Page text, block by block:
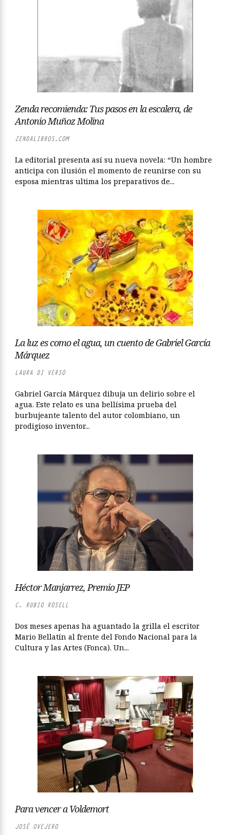
Zenda recomienda: Tus pasos en la escalera, de
Antonio Muñoz Molina
ZENDALIBROS.COM
La editorial presenta así su nueva novela: “Un hombre
anticipa con ilusión el momento de reunirse con su
esposa mientras ultima los preparativos de...
La luz es como el agua, un cuento de Gabriel García
Márquez
LAURA DI VERSO
Gabriel García Márquez dibuja un delirio sobre el
agua. Este relato es una bellísima prueba del
burbujeante talento del autor colombiano, un
prodigioso inventor...
Héctor Manjarrez, Premio JEP
C. RUBIO ROSELL
Dos meses apenas ha aguantado la grilla el escritor
Mario Bellatín al frente del Fondo Nacional para la
Cultura y las Artes (Fonca). Un...
Para vencer a Voldemort
JOSÉ OVEJERO